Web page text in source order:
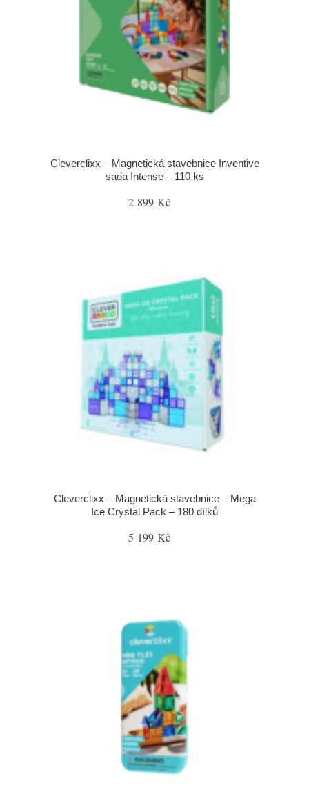
Cleverclixx – Magnetická stavebnice Inventive
sada Intense – 110 ks
2 899 Kč
Cleverclixx – Magnetická stavebnice – Mega
Ice Crystal Pack – 180 dílků
5 199 Kč